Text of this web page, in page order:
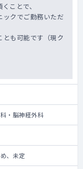
ことで、
クでご勤務いただ
も可能です（現ク
・脳神経外科
、未定